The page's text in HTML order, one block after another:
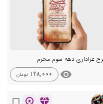
عزاداری دهه سوم محرم
visibility
128,000 تومان